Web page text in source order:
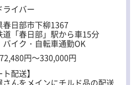
で渋滞ほぼなし。 自分のペース
験者からも働きやすいと好評
人が多く対面コミュニケーショ
ート配送で覚えればスムーズ ・
務終了することも 「日中の配
ドライバーにもおすすめで
ライバー
春日部市下柳1367
道「春日部」駅から車15分
イク・自転車通勤OK
円～330,000円
ト配送】
さんをメインにチルド品の配送